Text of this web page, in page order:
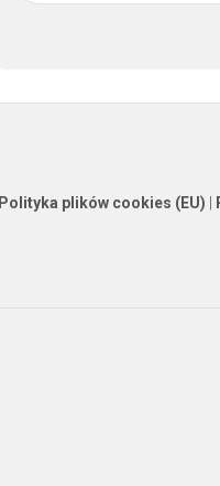
Polityka plików cookies (EU)